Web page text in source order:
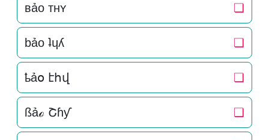
ʙảo тнʏ ❏
bảo ʇɥʎ ❏
ҍảօ էհվ ❏
ßảℴ Շɦƴ ❏